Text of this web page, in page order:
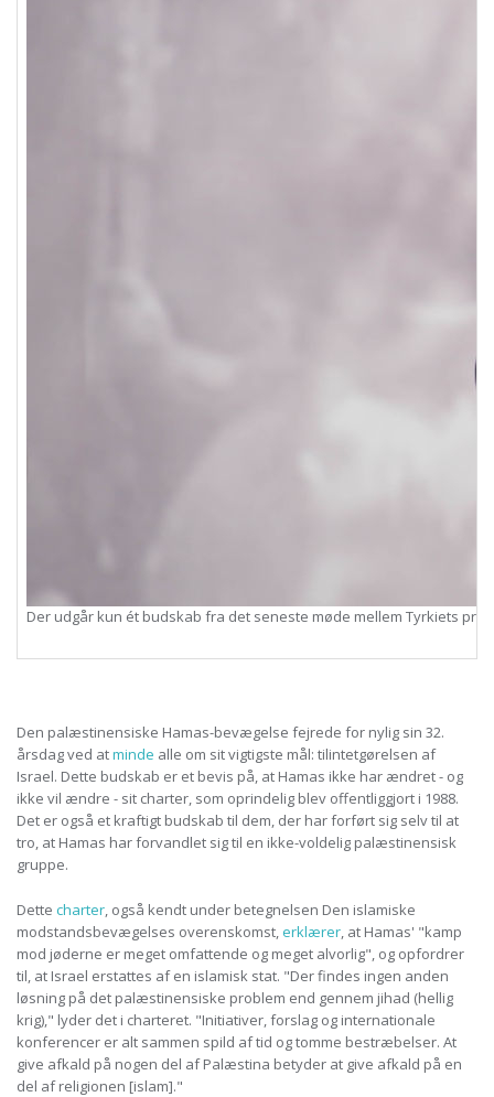
Der udgår kun ét budskab fra det seneste møde mellem Tyrkiets
Den palæstinensiske Hamas-bevægelse fejrede for nylig sin 32.
årsdag ved atminde alle om sit vigtigste mål: tilintetgørelsen af
Israel. Dette budskab er et bevis på, at Hamas ikke har ændret - og
ikke vil ændre - sit charter, som oprindelig blev offentliggjort i 1988.
Det er også et kraftigt budskab til dem, der har forført sig selv til at
tro, at Hamas har forvandlet sig til en ikke-voldelig palæstinensisk
gruppe.
Dette charter, også kendt under betegnelsen Den islamiske
modstandsbevægelses overenskomst,erklærer, at Hamas' "kamp
mod jøderne er meget omfattende og meget alvorlig", og opfordrer
til, at Israel erstattes af en islamisk stat. "Der findes ingen anden
løsning på det palæstinensiske problem end gennem jihad (hellig
krig)," lyder det i charteret. "Initiativer, forslag og internationale
konferencer er alt sammen spild af tid og tomme bestræbelser. At
give afkald på nogen del af Palæstina betyder at give afkald på en
del af religionen [islam]."